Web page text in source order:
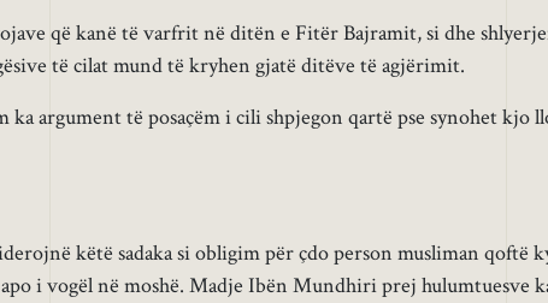
që kanë të varfrit në ditën e Fitër Bajramit, si dhe
të cilat mund të kryhen gjatë ditëve të agjërimit.
argument të posaçëm i cili shpjegon qartë pse synohet kjo
këtë sadaka si obligim për çdo person musliman qoftë
i vogël në moshë. Madje Ibën Mundhiri prej hulumtuesve